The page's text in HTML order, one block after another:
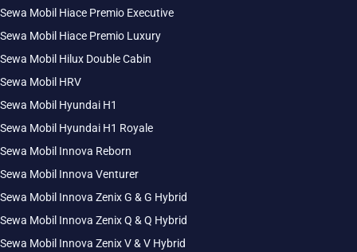
Sewa Mobil Hiace Premio Executive
Sewa Mobil Hiace Premio Luxury
Sewa Mobil Hilux Double Cabin
Sewa Mobil HRV
Sewa Mobil Hyundai H1
Sewa Mobil Hyundai H1 Royale
Sewa Mobil Innova Reborn
Sewa Mobil Innova Venturer
Sewa Mobil Innova Zenix G & G Hybrid
Sewa Mobil Innova Zenix Q & Q Hybrid
Sewa Mobil Innova Zenix V & V Hybrid